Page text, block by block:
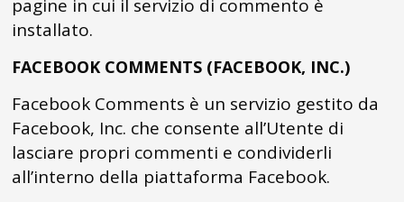
pagine in cui il servizio di commento è
installato.
FACEBOOK COMMENTS (FACEBOOK, INC.)
Facebook Comments è un servizio gestito da
Facebook, Inc. che consente all’Utente di
lasciare propri commenti e condividerli
all’interno della piattaforma Facebook.